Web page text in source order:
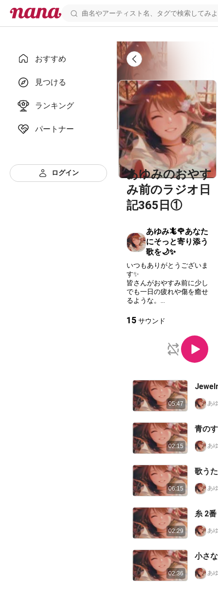
おすすめ
見つける
ランキング
パートナー
ログイン
あゆみのおやす
み前のラジオ日
記365日①
あゆみ🦎🌹あなた
にそっと寄り添う
歌を🌙✨️
いつもありがとうございま
す✨
皆さんがおやすみ前に少し
でも一日の疲れや傷を癒せ
るような。
クでできたらいいなぁなん
て思いまして。はじめまし
たったお1人でもそんなこ
とができたらいいなぁと思
す✨
15 サウンド
05:47 あ
02:15
青の
あ
06:15 あ
02:29
糸 2
あ
02:36
小さ
あ